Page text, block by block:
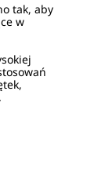
tak, aby
w